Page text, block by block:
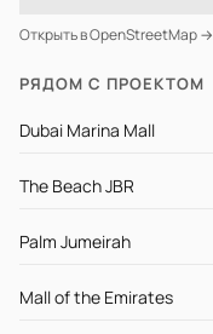
Открыть в OpenStreetMap →
РЯДОМ С ПРОЕКТОМ
Dubai Marina Mall
The Beach JBR
Palm Jumeirah
Mall of the Emirates